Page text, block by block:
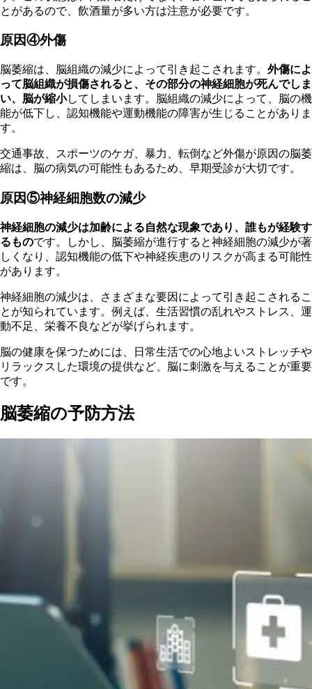
とがあるので、飲酒量が多い方は注意が必要です。
原因④外傷
脳萎縮は、脳組織の減少によって引き起こされます。 外傷によ
って脳組織が損傷されると、その部分の神経細胞が死んでしま
い、脳が縮小してしまいます。脳組織の減少によって、脳の機
能が低下し、認知機能や運動機能の障害が生じることがありま
す。
交通事故、スポーツのケガ、暴力、転倒など外傷が原因の脳萎
縮は、脳の病気の可能性もあるため、早期受診が大切です。
原因⑤神経細胞数の減少
神経細胞の減少は加齢による自然な現象であり、誰もが経験す
るものです。しかし、脳萎縮が進行すると神経細胞の減少が著
しくなり、認知機能の低下や神経疾患のリスクが高まる可能性
があります。
神経細胞の減少は、さまざまな要因によって引き起こされるこ
とが知られています。例えば、生活習慣の乱れやストレス、運
動不足、栄養不良などが挙げられます。
脳の健康を保つためには、日常生活での心地よいストレッチや
リラックスした環境の提供など、脳に刺激を与えることが重要
です。
脳萎縮の予防方法